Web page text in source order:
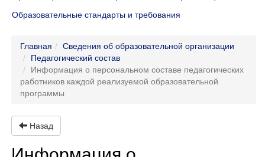
Образовательные стандарты и требования
Главная
Сведения об образовательной организации
Педагогический состав
Информация о персональном составе педагогических
работников каждой реализуемой образовательной
программы
Назад